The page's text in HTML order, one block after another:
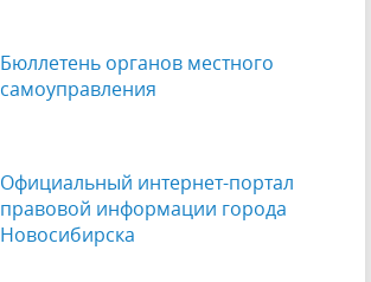
Бюллетень органов местного
самоуправления
Официальный интернет-портал
правовой информации города
Новосибирска